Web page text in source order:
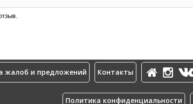
жалоб и предложений Контакты
Политика конфиденциальности